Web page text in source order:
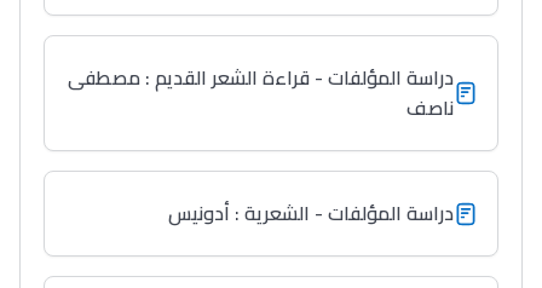
التعليم الثانوي التأهيلي
التعليم الثانوي الإعدادي
دراسة المؤلفات - قراءة الشعر القديم : مصطفى
ناصف
دراسة المؤلفات - الشعرية : أدونيس